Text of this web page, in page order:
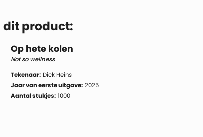
product:
Op hete kolen
Not so wellness
Tekenaar: Dick Heins
Jaar van eerste uitgave: 2025
Aantal stukjes: 1000